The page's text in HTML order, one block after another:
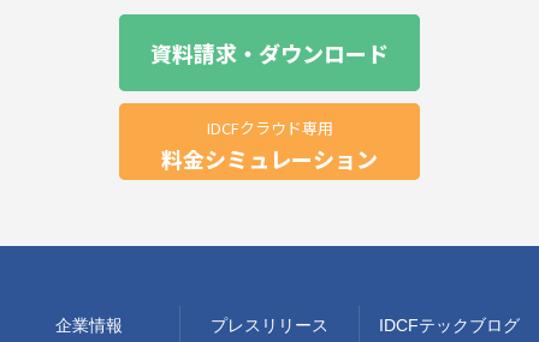
資料請求・ダウンロード
IDCFクラウド専用
料金シミュレーション
企業情報 プレスリリース IDCFテックブログ